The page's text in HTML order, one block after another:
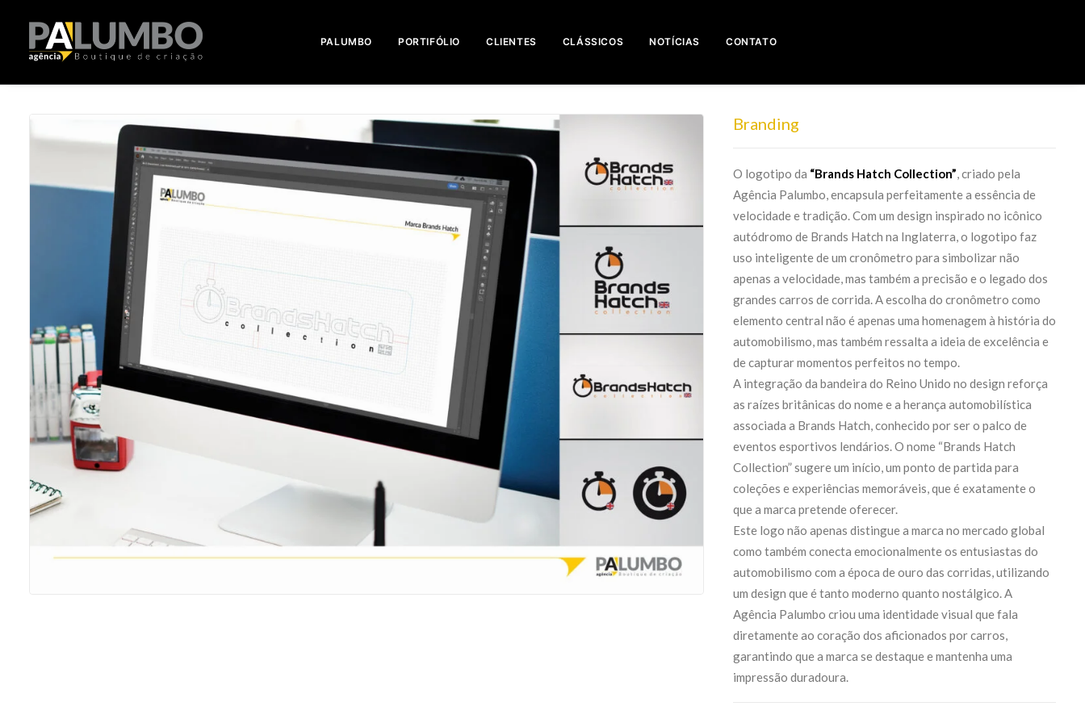
PALUMBO PORTIFÓLIO CLIENTES CLÁSSICOS NOTÍCIAS CONTATO
Branding
O logotipo da “Brands Hatch Collection”, criado pela
Agência Palumbo, encapsula perfeitamente a essência de
velocidade e tradição. Com um design inspirado no icônico
autódromo de Brands Hatch na Inglaterra, o logotipo faz
uso inteligente de um cronômetro para simbolizar não
apenas a velocidade, mas também a precisão e o legado dos
grandes carros de corrida. A escolha do cronômetro como
elemento central não é apenas uma homenagem à história do
automobilismo, mas também ressalta a ideia de excelência e
de capturar momentos perfeitos no tempo.
A integração da bandeira do Reino Unido no design reforça
as raízes britânicas do nome e a herança automobilística
associada a Brands Hatch, conhecido por ser o palco de
eventos esportivos lendários. O nome “Brands Hatch
Collection” sugere um início, um ponto de partida para
coleções e experiências memoráveis, que é exatamente o
que a marca pretende oferecer.
Este logo não apenas distingue a marca no mercado global
como também conecta emocionalmente os entusiastas do
automobilismo com a época de ouro das corridas, utilizando
um design que é tanto moderno quanto nostálgico. A
Agência Palumbo criou uma identidade visual que fala
diretamente ao coração dos aficionados por carros,
garantindo que a marca se destaque e mantenha uma
impressão duradoura.